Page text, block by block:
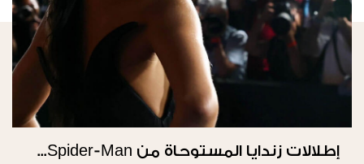
إطلالات زندايا المستوحاة من Spider-Man...